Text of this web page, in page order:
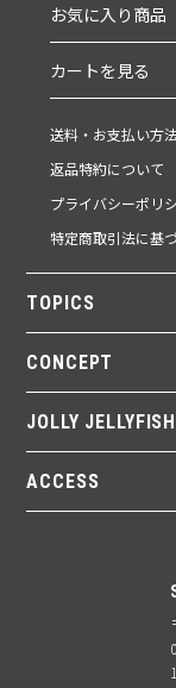
お気に入り商品
カートを見る
送料・お支払い方
返品特約について
プライバシーポリ
特定商取引法に基
TOPICS
CONCEPT
JOLLY JELLYFISH
ACCESS